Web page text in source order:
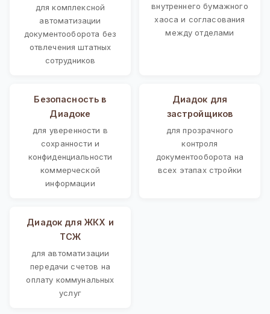
для комплексной
автоматизации
документооборота без
отвлечения штатных
сотрудников
внутреннего бумажного
хаоса и согласования
между отделами
Безопасность в
Диадоке
для уверенности в
сохранности и
конфиденциальности
коммерческой
информации
Диадок для
застройщиков
для прозрачного
контроля
документооборота на
всех этапах стройки
Диадок для ЖКХ и
ТСЖ
для автоматизации
передачи счетов на
оплату коммунальных
услуг